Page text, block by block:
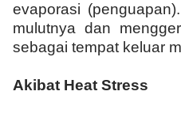
evaporasi
mulutnya dan
sebagai tempat keluar
Akibat Heat Stress